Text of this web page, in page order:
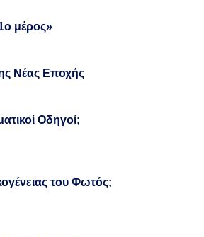
μέρος»
Νέας Εποχής
Οδηγοί;
του Φωτός;